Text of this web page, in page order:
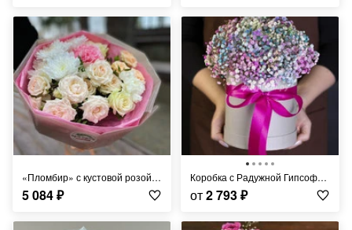
«Пломбир» с кустовой розой любимой
5 084₽
Коробка с Радужной Гипсофилой
от2 793₽